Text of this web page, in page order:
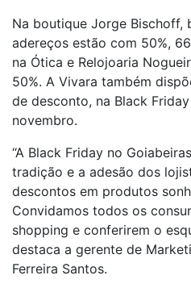
Na boutique Jorge Bischoff,
adereços estão com 50%,
na Ótica e Relojoaria
50%. A Vivara também
de desconto, na Black
novembro.
“A Black Friday no
tradição e a adesão dos
descontos em produtos
Convidamos todos os
shopping e conferirem o
destaca a gerente de
Ferreira Santos.